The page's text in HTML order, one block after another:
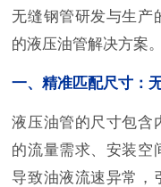
无缝钢管研发与生产
的液压油管解决方案。
一、精准匹配尺寸：
液压油管的尺寸包含
的流量需求、安装空
导致油液流速异常，